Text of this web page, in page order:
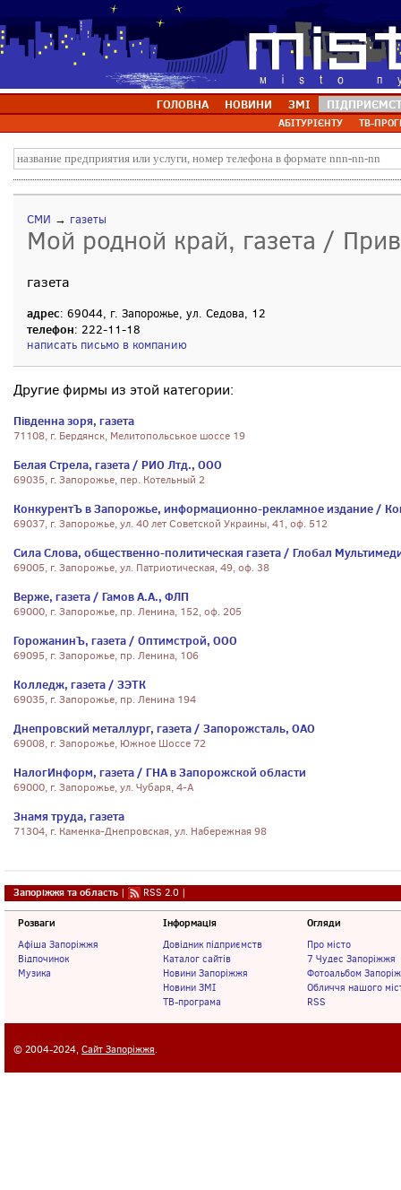
ГОЛОВНА НОВИНИ ЗМІ
АБІТУРІЄНТУ ТВ-
СМИ → газеты
Мой родной край, газета /
газета
адрес: 69044, г. Запорожье, ул. Седова, 12
телефон: 222-11-18
написать письмо в компанию
Другие фирмы из этой категории:
Південна зоря, газета
71108, г. Бердянск, Мелитопольськое шоссе 19
Белая Стрела, газета / РИО Лтд., ООО
69035, г. Запорожье, пер. Котельный 2
КонкурентЪ в Запорожье, информационно-рекламное издание /
69037, г. Запорожье, ул. 40 лет Советской Украины, 41, оф. 512
Сила Слова, общественно-политическая газета / Глобал
69005, г. Запорожье, ул. Патриотическая, 49, оф. 38
Верже, газета / Гамов А.А., ФЛП
69000, г. Запорожье, пр. Ленина, 152, оф. 205
ГорожанинЪ, газета / Оптимстрой, ООО
69095, г. Запорожье, пр. Ленина, 106
Колледж, газета / ЗЭТК
69035, г. Запорожье, пр. Ленина 194
Днепровский металлург, газета / Запорожсталь, ОАО
69008, г. Запорожье, Южное Шоссе 72
НалогИнформ, газета / ГНА в Запорожской области
69000, г. Запорожье, ул. Чубаря, 4-А
Знамя труда, газета
71304, г. Каменка-Днепровская, ул. Набережная 98
Запоріжжя та область | RSS 2.0 |
Розваги
Афіша Запоріжжя
Відпочинок
Музика
Інформація
Довідник підприємств
Каталог сайтів
Новини Запоріжжя
Новини ЗМІ
ТВ-програма
Огляди
Про місто
7 Чудес Запоріжжя
Фотоальбом
Обличчя нашого
RSS
© 2004-2024, Сайт Запоріжжя.